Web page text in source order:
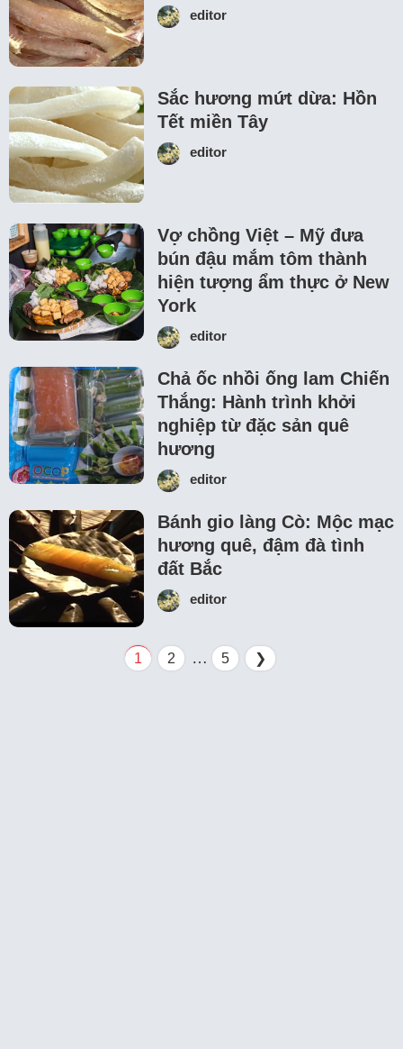
editor
Sắc hương mứt dừa: Hồn
Tết miền Tây
editor
Vợ chồng Việt – Mỹ đưa
bún đậu mắm tôm thành
hiện tượng ẩm thực ở New
York
editor
Chả ốc nhồi ống lam Chiến
Thắng: Hành trình khởi
nghiệp từ đặc sản quê
hương
editor
Bánh gio làng Cò: Mộc mạc
hương quê, đậm đà tình
đất Bắc
editor
1 2 … 5 ❯